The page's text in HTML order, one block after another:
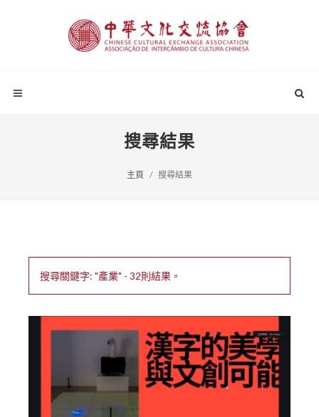
搜尋結果
主頁 搜尋結果
搜尋關鍵字: "產業" - 32則結果。